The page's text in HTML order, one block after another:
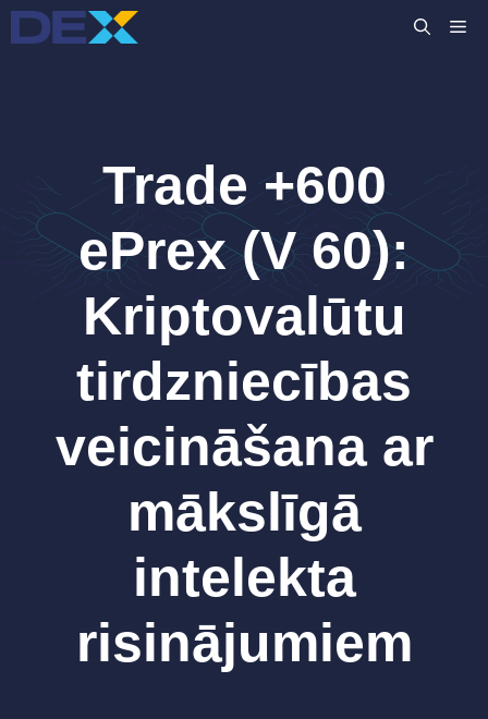
Skip
to
Trade +600
ePrex (V 60):
Kriptovalūtu
tirdzniecības
veicināšana ar
mākslīgā
intelekta
risinājumiem